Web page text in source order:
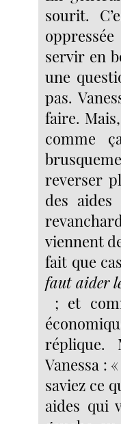
sourit.
servir en
une
pas.
faire.
comme
reverser
des
viennent
fait que
faut aider
; et
réplique.
Vanessa :
saviez ce
aides qui